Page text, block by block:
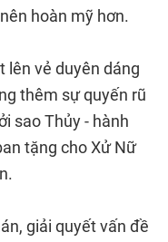
hoàn mỹ hơn.
lên vẻ duyên dáng
thêm sự quyến rũ
sao Thủy - hành
tặng cho Xử Nữ
giải quyết vấn đề